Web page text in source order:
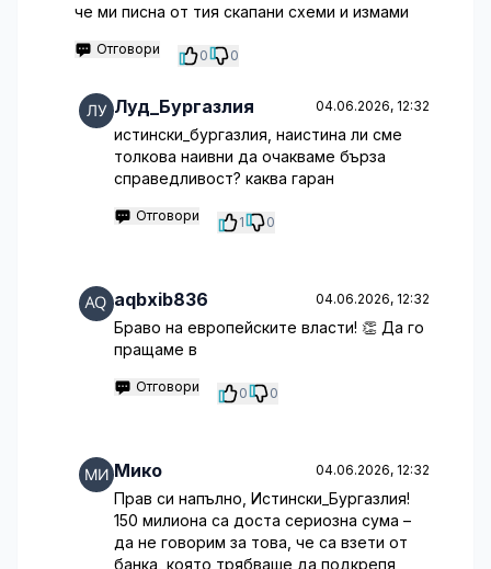
че ми писна от тия скапани схеми и измами
Отговори 0 0
Луд_Бургазлия 04.06.2026, 12:32
истински_бургазлия, наистина ли сме
толкова наивни да очакваме бърза
справедливост? каква гаран
Отговори 1 0
aqbxib836 04.06.2026, 12:32
Браво на европейските власти! 👏 Да го
пращаме в
Отговори 0 0
Мико 04.06.2026, 12:32
Прав си напълно, Истински_Бургазлия!
150 милиона са доста сериозна сума –
да не говорим за това, че са взети от
банка, която трябваше да подкрепя